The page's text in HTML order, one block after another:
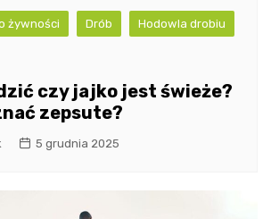
żywności Drób Hodowla drobiu
czy jajko jest świeże?
zepsute?
5 grudnia 2025